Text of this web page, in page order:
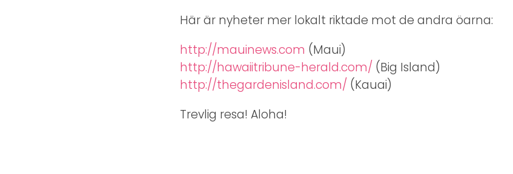
Här är nyheter mer lokalt riktade mot de andra öarna:
http://mauinews.com (Maui)
http://hawaiitribune-herald.com/ (Big Island)
http://thegardenisland.com/ (Kauai)
Trevlig resa! Aloha!